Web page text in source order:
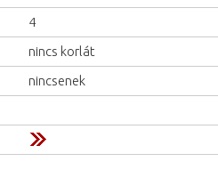
4
nincs korlát
nincsenek